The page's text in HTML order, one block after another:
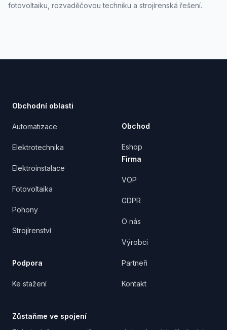
fotovoltaiku, rozvaděčovou techniku a strojírenská řešení.
Obchodní oblasti
Automatizace
Elektrotechnika
Elektroinstalace
Fotovoltaika
Pohony
Strojírenství
Podpora
Ke stažení
Obchod
Eshop
Firma
VOP
GDPR
O nás
Výrobci
Partneři
Kontakt
Zůstaňme ve spojení